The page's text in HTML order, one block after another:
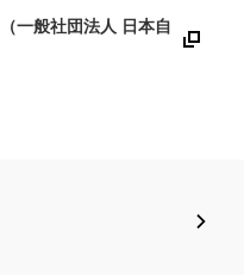
一般社団法人 日本自